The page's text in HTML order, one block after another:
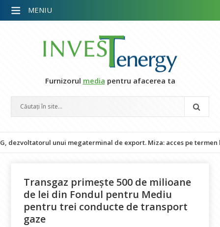
Furnizorul media pentru afacerea ta
unui megaterminal de export. Miza: acces pe termen lung la
Transgaz primește 500 de milioane
de lei din Fondul pentru Mediu
pentru trei conducte de transport
gaze
MENIU